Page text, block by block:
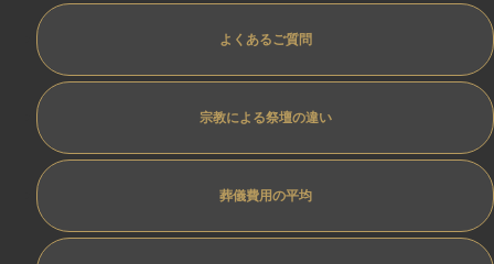
よくあるご質問
宗教による祭壇の違い
葬儀費用の平均